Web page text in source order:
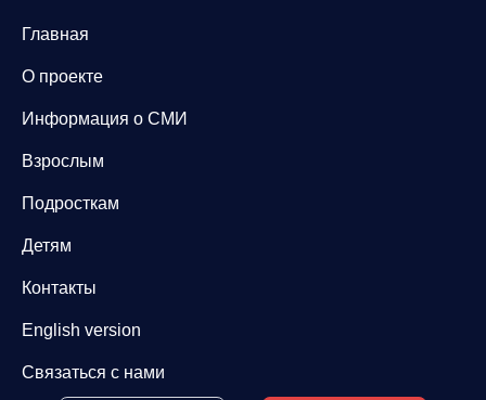
Главная
О проекте
Информация о СМИ
Взрослым
Подросткам
Детям
Контакты
English version
Связаться с нами